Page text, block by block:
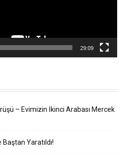
29:09
– Evimizin İkinci Arabası Mercek
Yaratıldı!